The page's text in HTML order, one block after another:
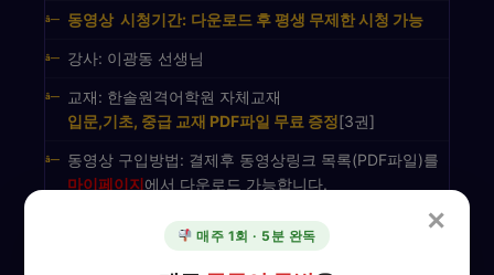
동영상 시청기간: 다운로드 후 평생 무제한 시청 가능
강사: 이광동 선생님
교재: 한솔원격어학원 자체교재
입문,기초, 중급 교재 PDF파일 무료 증정[3권]
동영상 구입방법: 결제후 동영상링크 목록(PDF파일)를
마이페이지에서 다운로드 가능합니다.
"1년 3개월 자유수강권을 구매하신 후에는 인강사이트
에 있는 모든 과정의 가격이 자동으로 0원으로 변경됩니
✕
매주 1회 · 5분 완독